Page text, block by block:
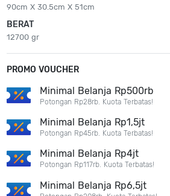
90cm X 30.5cm X 51cm
BERAT
12700 gr
PROMO VOUCHER
Minimal Belanja Rp500rb
Potongan Rp28rb. Kuota Terbatas!
Minimal Belanja Rp1,5jt
Potongan Rp45rb. Kuota Terbatas!
Minimal Belanja Rp4jt
Potongan Rp117rb. Kuota Terbatas!
Minimal Belanja Rp6,5jt